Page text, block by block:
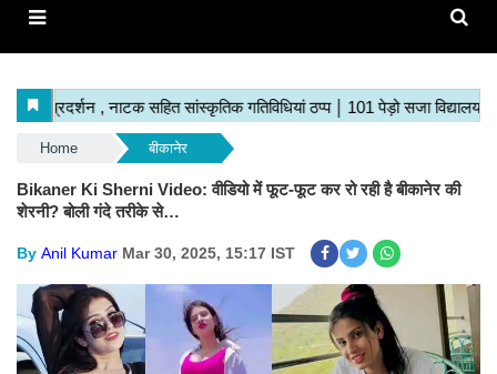
Home बीकानेर
Bikaner Ki Sherni Video: वीडियो में फूट-फूट कर रो रही है बीकानेर की
शेरनी? बोली गंदे तरीके से…
By Anil Kumar Mar 30, 2025, 15:17 IST